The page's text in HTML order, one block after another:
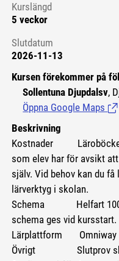
Kurslängd
5 veckor
Slutdatum
2026-11-13
Kursen förekommer på
Sollentuna Djupdalsv,
Öppna Google Maps
Beskrivning
Kostnader
som elev har för avsikt
själv. Vid behov kan du
lärverktyg i skolan.
Schema Helfart 100%,
schema ges vid kursstart.
Lärplattform Omniway
Övrigt Slutprov